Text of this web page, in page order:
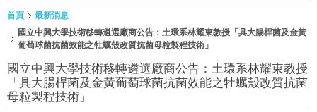
首頁
最新消息
國立中興大學技術移轉遴選廠商公告：土環系林耀東教授「具大腸桿菌及金黃
葡萄球菌抗菌效能之牡蠣殼改質抗菌母粒製程技術」
國立中興大學技術移轉遴選廠商公告：土環系林耀東教授
「具大腸桿菌及金黃葡萄球菌抗菌效能之牡蠣殼改質抗菌
母粒製程技術」